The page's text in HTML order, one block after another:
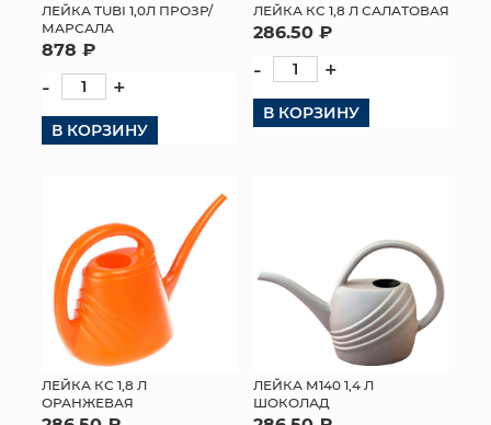
ЛЕЙКА TUBI 1,0Л ПРОЗР/
МАРСАЛА
878 ₽
- +
В КОРЗИНУ
ЛЕЙКА КС 1,8 Л САЛАТОВАЯ
286.50 ₽
- +
В КОРЗИНУ
ЛЕЙКА КС 1,8 Л
ОРАНЖЕВАЯ
ЛЕЙКА М140 1,4 Л
ШОКОЛАД